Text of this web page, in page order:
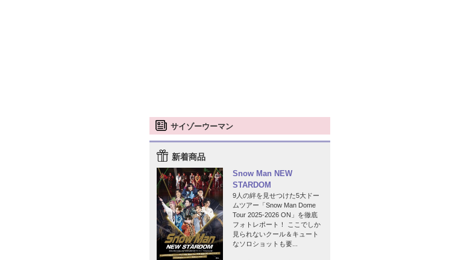
サイゾーウーマン
新着商品
Snow Man NEW
STARDOM
9人の絆を見せつけた5大ドー
ムツアー「Snow Man Dome
Tour 2025-2026 ON」を徹底
フォトレポート！ ここでしか
見られないクール＆キュート
なソロショットも要...